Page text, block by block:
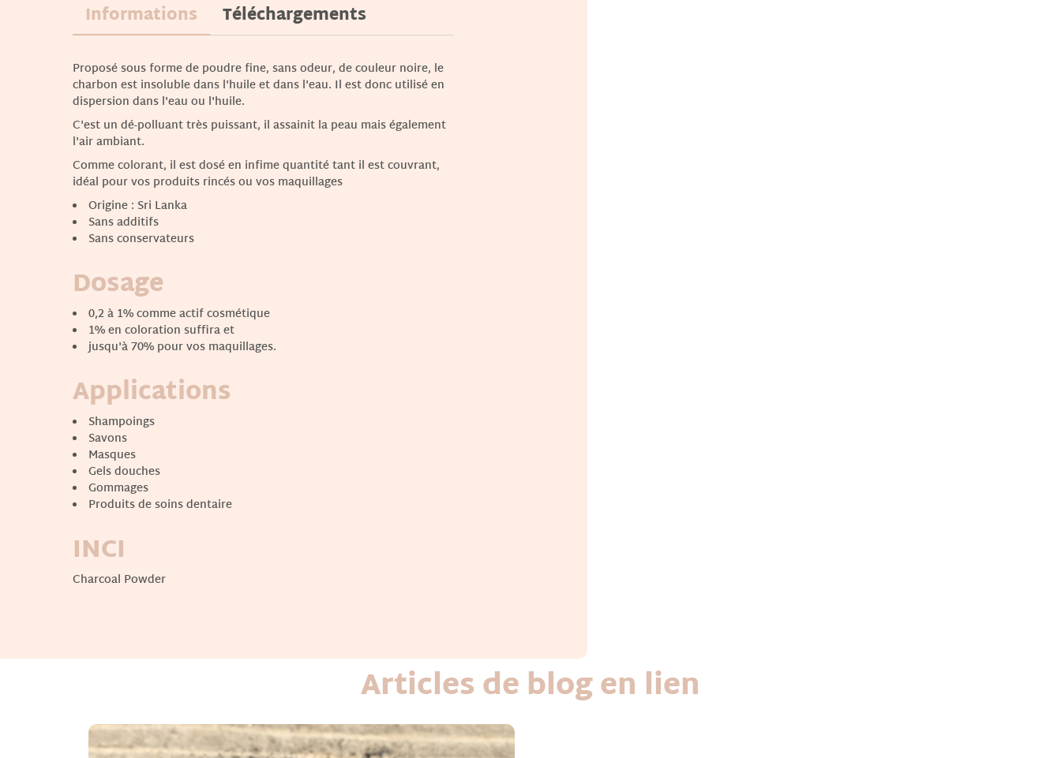
Informations Téléchargements
Proposé sous forme de poudre fine, sans odeur, de couleur noire, le
charbon est insoluble dans l'huile et dans l'eau. Il est donc utilisé en
dispersion dans l'eau ou l'huile.
C'est un dé-polluant très puissant, il assainit la peau mais également
l'air ambiant.
Comme colorant, il est dosé en infime quantité tant il est couvrant,
idéal pour vos produits rincés ou vos maquillages
Origine : Sri Lanka
Sans additifs
Sans conservateurs
Dosage
0,2 à 1% comme actif cosmétique
1% en coloration suffira et
jusqu'à 70% pour vos maquillages.
Applications
Shampoings
Savons
Masques
Gels douches
Gommages
Produits de soins dentaire
INCI
Charcoal Powder
Articles de blog en lien